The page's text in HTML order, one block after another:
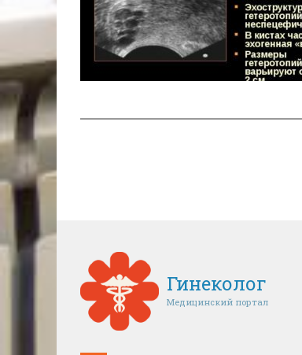
Гинеколог
Медицинский портал